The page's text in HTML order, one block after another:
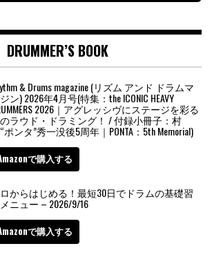
DRUMMER’S BOOK
& Drums magazine (リズム アンド ドラムマ
ン) 2026年4月号(特集：the ICONIC HEAVY
2026｜アグレッシヴにステージを彩る
ラウド・ドラミング！ / 付録小冊子：村
“ポンタ”秀一没後5周年｜PONTA：5th Memorial)
で購入する
からはじめる！最短30日でドラムの基礎習
ニュー – 2026/9/16
で購入する